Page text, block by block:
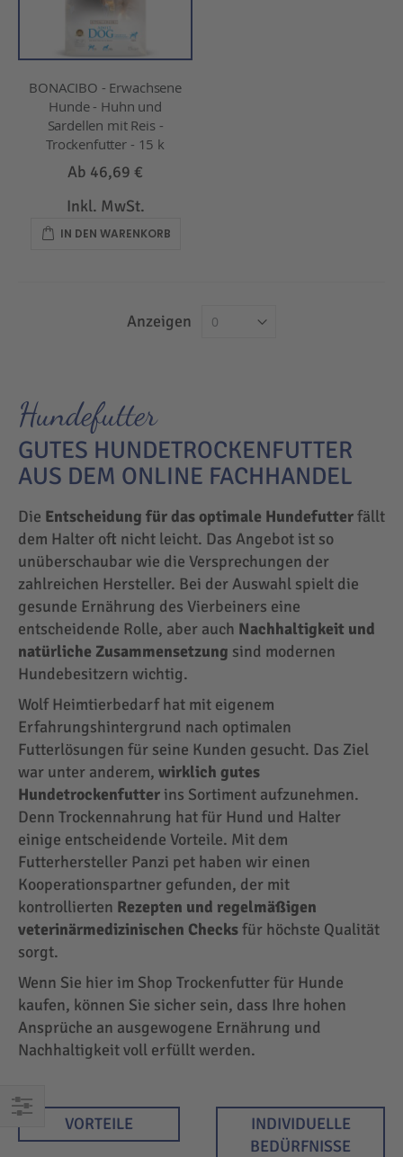
BONACIBO - Erwachsene
Hunde - Huhn und
Sardellen mit Reis -
Trockenfutter - 15 k
Ab 46,69 €
Inkl. MwSt.
IN DEN WARENKORB
Anzeigen
EINKAUFEN
Hundefutter
GUTES HUNDETROCKENFUTTER
AUS DEM ONLINE FACHHANDEL
Die Entscheidung für das optimale Hundefutterfällt
dem Halter oft nicht leicht. Das Angebot ist so
unüberschaubar wie die Versprechungen der
zahlreichen Hersteller. Bei der Auswahl spielt die
gesunde Ernährung des Vierbeiners eine
entscheidende Rolle, aber auch Nachhaltigkeit und
natürliche Zusammensetzung sind modernen
Hundebesitzern wichtig.
Wolf Heimtierbedarf hat mit eigenem
Erfahrungshintergrund nach optimalen
Futterlösungen für seine Kunden gesucht. Das Ziel
war unter anderem, wirklich gutes
Hundetrockenfutter ins Sortiment aufzunehmen.
Denn Trockennahrung hat für Hund und Halter
einige entscheidende Vorteile. Mit dem
Futterhersteller Panzi pet haben wir einen
Kooperationspartner gefunden, der mit
kontrollierten Rezepten und regelmäßigen
veterinärmedizinischen Checksfür höchste Qualität
sorgt.
Wenn Sie hier im Shop Trockenfutter für Hunde
kaufen, können Sie sicher sein, dass Ihre hohen
Ansprüche an ausgewogene Ernährung und
Nachhaltigkeit voll erfüllt werden.
VORTEILE
INDIVIDUELLE
BEDÜRFNISSE